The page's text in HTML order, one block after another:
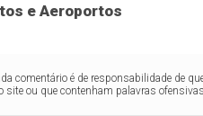
e Aeroportos
comentário é de responsabilidade de
site ou que contenham palavras